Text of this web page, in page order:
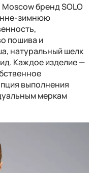
бренд SOLO
зимнюю
пошива и
натуральный шелк
Каждое изделие —
выполнения
меркам